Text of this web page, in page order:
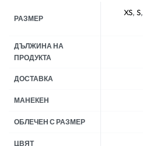
РАЗМЕР
XS, S,
ДЪЛЖИНА НА
ПРОДУКТА
ДОСТАВКА
МАНЕКЕН
ОБЛЕЧЕН С РАЗМЕР
ЦВЯТ